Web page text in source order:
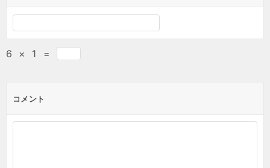
6 × 1 =
コメント